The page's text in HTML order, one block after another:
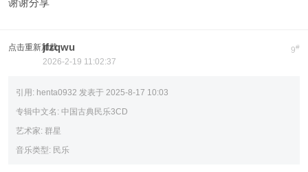
谢谢分享
点击重新加载 9#
jfzqwu
2026-2-19 11:02:37
引用: henta0932 发表于 2025-8-17 10:03
专辑中文名: 中国古典民乐3CD
艺术家: 群星
音乐类型: 民乐